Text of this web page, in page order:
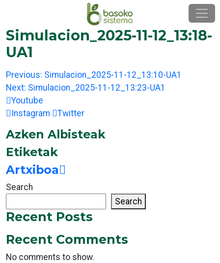
content
Simulacion_2025-11-12_13:18-
UA1
Post
navigation
Previous: Simulacion_2025-11-12_13:10-UA1
Next: Simulacion_2025-11-12_13:23-UA1
Youtube
Instagram
Twitter
Azken Albisteak
Etiketak
Artxiboa
Search
Search
Recent Posts
Recent Comments
No comments to show.